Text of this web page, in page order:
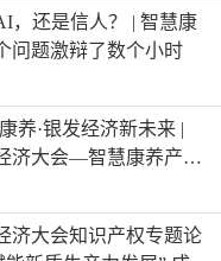
，还是信人？ | 智慧康
问题激辩了数个小时
养·银发经济新未来 |
济大会—智慧康养产业
济大会知识产权专题论